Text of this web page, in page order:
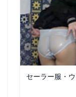
セーラー服・